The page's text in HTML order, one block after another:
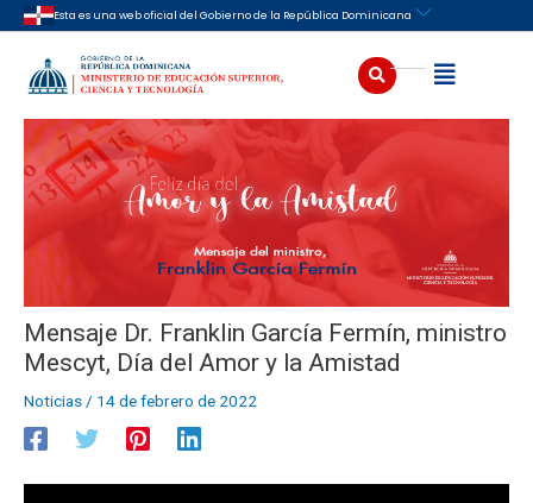
al
contenido
Esta es una web oficial del Gobierno de la República Dominicana
Buscar Abrir
Mensaje Dr. Franklin García Fermín, ministro
Mescyt, Día del Amor y la Amistad
Noticias / 14 de febrero de 2022
Navegación
de
entradas